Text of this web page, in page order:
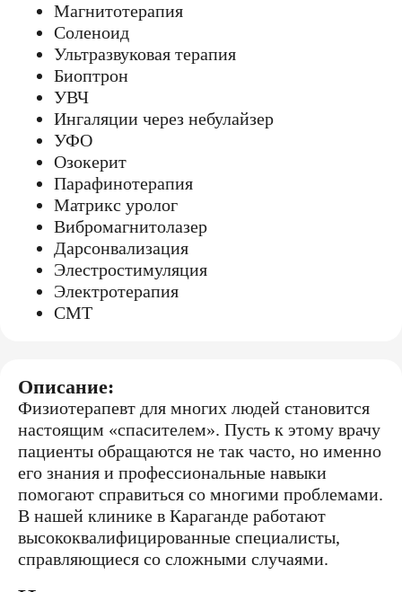
Магнитотерапия
Соленоид
Ультразвуковая терапия
Биоптрон
УВЧ
Ингаляции через небулайзер
УФО
Озокерит
Парафинотерапия
Матрикс уролог
Вибромагнитолазер
Дарсонвализация
Элестростимуляция
Электротерапия
СМТ
Описание:
Физиотерапевт для многих людей становится
настоящим «спасителем». Пусть к этому врачу
пациенты обращаются не так часто, но именно
его знания и профессиональные навыки
помогают справиться со многими проблемами.
В нашей клинике в Караганде работают
высококвалифицированные специалисты,
справляющиеся со сложными случаями.